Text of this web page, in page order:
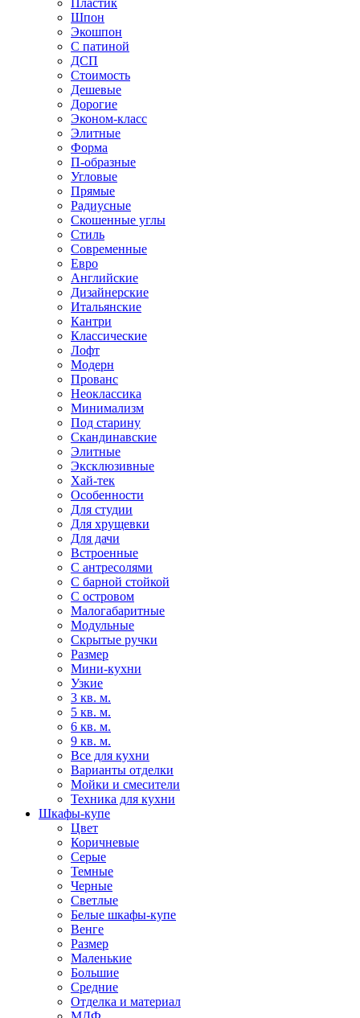
Пластик
Шпон
Экошпон
С патиной
ДСП
Стоимость
Дешевые
Дорогие
Эконом-класс
Элитные
Форма
П-образные
Угловые
Прямые
Радиусные
Скошенные углы
Стиль
Современные
Евро
Английские
Дизайнерские
Итальянские
Кантри
Классические
Лофт
Модерн
Прованс
Неоклассика
Минимализм
Под старину
Скандинавские
Элитные
Эксклюзивные
Хай-тек
Особенности
Для студии
Для хрущевки
Для дачи
Встроенные
С антресолями
С барной стойкой
С островом
Малогабаритные
Модульные
Скрытые ручки
Размер
Мини-кухни
Узкие
3 кв. м.
5 кв. м.
6 кв. м.
9 кв. м.
Все для кухни
Варианты отделки
Мойки и смесители
Техника для кухни
Шкафы-купе
Цвет
Коричневые
Серые
Темные
Черные
Светлые
Белые шкафы-купе
Венге
Размер
Маленькие
Большие
Средние
Отделка и материал